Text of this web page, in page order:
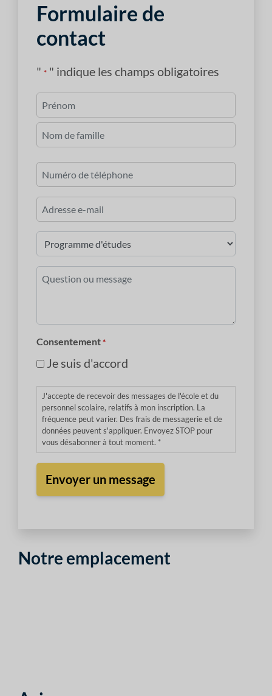
Formulaire de
contact
" * " indique les champs obligatoires
*
Premièrement
de
téléphone
*
d'études
*
Consentement *
Je suis d'accord
J'accepte de recevoir des messages de l'école et du
personnel scolaire, relatifs à mon inscription. La
fréquence peut varier. Des frais de messagerie et de
données peuvent s'appliquer. Envoyez STOP pour
vous désabonner à tout moment. *
Notre emplacement